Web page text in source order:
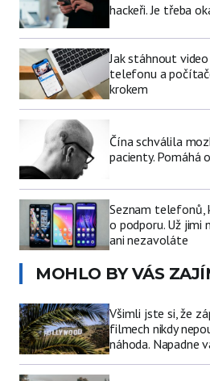
hackeři. Je třeba
Jak stáhnout
telefonu a
krokem
Čína schválila
pacienty. Pomáhá
Seznam telefonů,
o podporu. Už jimi
ani nezavoláte
MOHLO BY VÁS
Všimli jste si, že
filmech nikdy
náhoda. Napadne